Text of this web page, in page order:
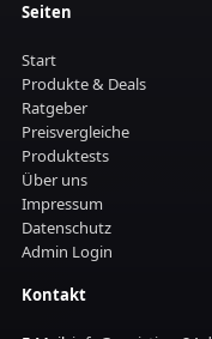
Seiten
Start
Produkte & Deals
Ratgeber
Preisvergleiche
Produktests
Über uns
Impressum
Datenschutz
Admin Login
Kontakt